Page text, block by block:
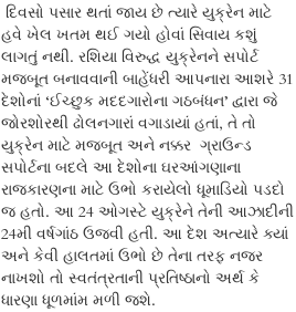
દિવસો પસાર થતાં જાય છે ત્યારે યુક્રેન માટે
હવે ખેલ ખતમ થઈ ગયો હોવાં સિવાય કશું
લાગતું નથી. રશિયા વિરુદ્ધ યુક્રેનને સપોર્ટ
મજબૂત બનાવવાની બાહેંધરી આપનારા આશરે 31
દેશોનાં ‘ઈચ્છુક મદદગારોના ગઠબંધન’ દ્વારા જે
જોરશોરથી ઢોલનગારાં વગાડાયાં હતાં, તે તો
યુક્રેન માટે મજબૂત અને નક્કર ગ્રાઉન્ડ
સપોર્ટના બદલે આ દેશોના ઘરઆંગણાના
રાજકારણના માટે ઉભો કરાયેલો ધૂમાડિયો પડદો
જ હતો. આ 24 ઓગસ્ટે યુક્રેને તેની આઝાદીની
24મી વર્ષગાંઠ ઉજવી હતી. આ દેશ અત્યારે ક્યાં
અને કેવી હાલતમાં ઉભો છે તેના તરફ નજર
નાખશો તો સ્વતંત્રતાની પ્રતિષ્ઠાનો અર્થ કે
ધારણા ધૂળમાંમ મળી જશે.